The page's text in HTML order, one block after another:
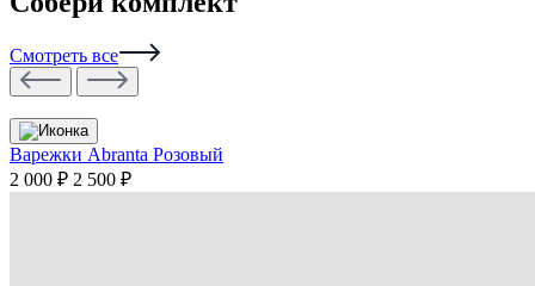
Смотреть все
Варежки Abranta Розовый
2 000 ₽ 2 500 ₽